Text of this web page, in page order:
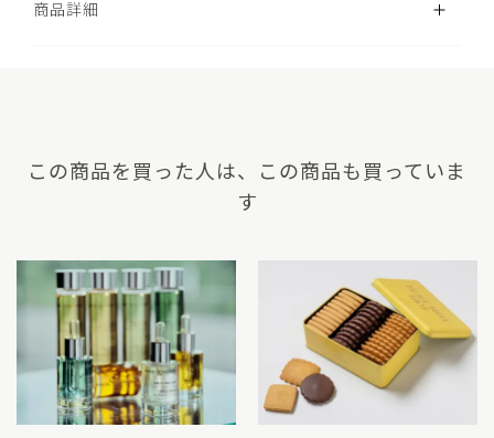
商品詳細
この商品を買った人は、この商品も買っていま
す